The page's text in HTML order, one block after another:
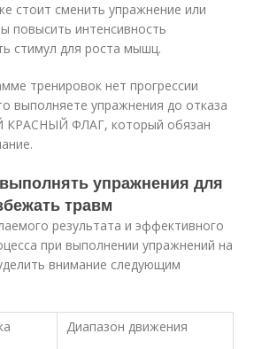
стоит сменить упражнение или
повысить интенсивность
стимул для роста мышц.
тренировок нет прогрессии
выполняете упражнения до отказа
ФЛАГ, который обязан
упражнения для
травм
результата и эффективного
при выполнении упражнений на
внимание следующим
Диапазон движения